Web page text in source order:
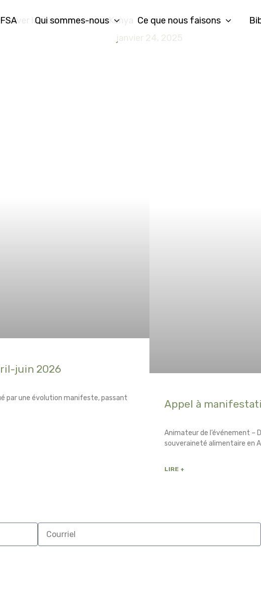
Qui sommes-nous Ce que nous faisons
leurs semences au Kenya
janvier 24, 2025
juin 2026
par une évolution manifeste, passant
Appel à
Animateur de l’événement –
souveraineté alimentaire en
LIRE +
Courriel